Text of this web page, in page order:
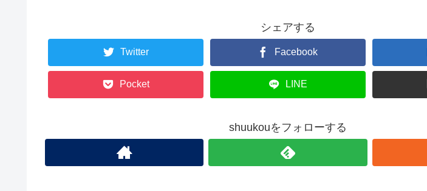
シェアする
Twitter Facebook
Pocket LINE
shuukouをフォローする